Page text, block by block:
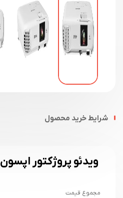
شرایط خرید محصول
ویدئو پروژکتور اپسون EPSON EB-118
مجموع قیمت